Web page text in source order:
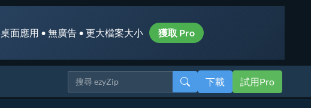
桌面應用 • 無廣告 • 更大檔案大小 獲取 Pro
下載 試用Pro